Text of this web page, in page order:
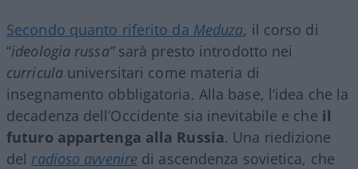
Secondo quanto riferito da Meduza, il corso di
“ideologia russa”sarà presto introdotto nei
curriculauniversitari come materia di
insegnamento obbligatoria. Alla base, l’idea che la
decadenza dell’Occidente sia inevitabile e che il
futuro appartenga alla Russia. Una riedizione
del radioso avvenire di ascendenza sovietica, che